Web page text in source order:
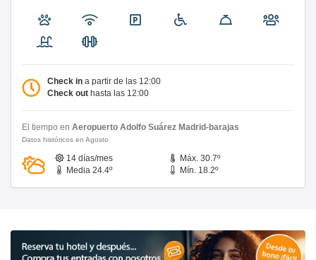
Check in a partir de las 12:00
Check out hasta las 12:00
El tiempo en Aeropuerto Adolfo Suárez Madrid-barajas
Datos históricos en Agosto
14 días/mes
Máx. 30.7º
Media 24.4º
Mín. 18.2º